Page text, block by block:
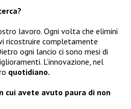
lavoro. Ogni volta che elimini
ricostruire completamente
ogni lancio ci sono mesi di
L’innovazione, nel
quotidiano.
cui avete avuto paura di non